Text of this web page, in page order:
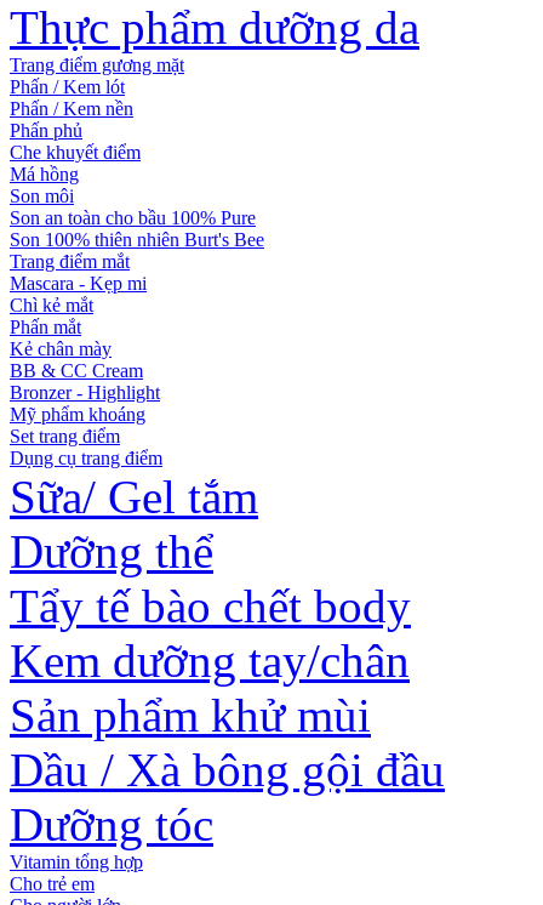
Thực phẩm dưỡng da
Trang điểm gương mặt
Phấn / Kem lót
Phấn / Kem nền
Phấn phủ
Che khuyết điểm
Má hồng
Son môi
Son an toàn cho bầu 100% Pure
Son 100% thiên nhiên Burt's Bee
Trang điểm mắt
Mascara - Kẹp mi
Chì kẻ mắt
Phấn mắt
Kẻ chân mày
BB & CC Cream
Bronzer - Highlight
Mỹ phẩm khoáng
Set trang điểm
Dụng cụ trang điểm
Sữa/ Gel tắm
Dưỡng thể
Tẩy tế bào chết body
Kem dưỡng tay/chân
Sản phẩm khử mùi
Dầu / Xà bông gội đầu
Dưỡng tóc
Vitamin tổng hợp
Cho trẻ em